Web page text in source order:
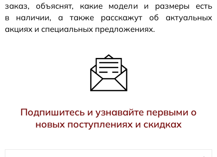
заказ, объяснят, какие модели и размеры есть
в наличии, а также расскажут об актуальных
акциях и специальных предложениях.
Подпишитесь и узнавайте первыми о
новых поступлениях и скидках